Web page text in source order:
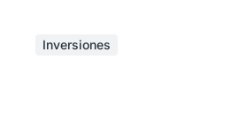
Inversiones